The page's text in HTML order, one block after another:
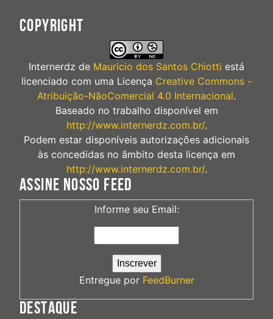
COPYRIGHT
Internerdz de Mauricio dos Santos Chiotti está
licenciado com uma Licença Creative Commons -
Atribuição-NãoComercial 4.0 Internacional.
Baseado no trabalho disponível em
http://www.internerdz.com.br/.
Podem estar disponíveis autorizações adicionais
às concedidas no âmbito desta licença em
http://www.internerdz.com.br/.
ASSINE NOSSO FEED
Informe seu Email:
Entregue por FeedBurner
DESTAQUE